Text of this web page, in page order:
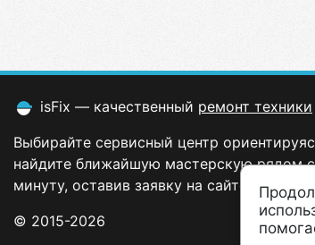
isFix — качественный ремонт техники
Выбирайте сервисный центр
найдите ближайшую мастерскую рядом
минуту, оставив заявку на сайте.
© 2015-2026